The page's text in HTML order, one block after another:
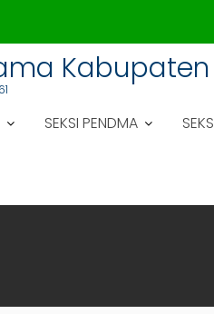
SEKSI PENDMA